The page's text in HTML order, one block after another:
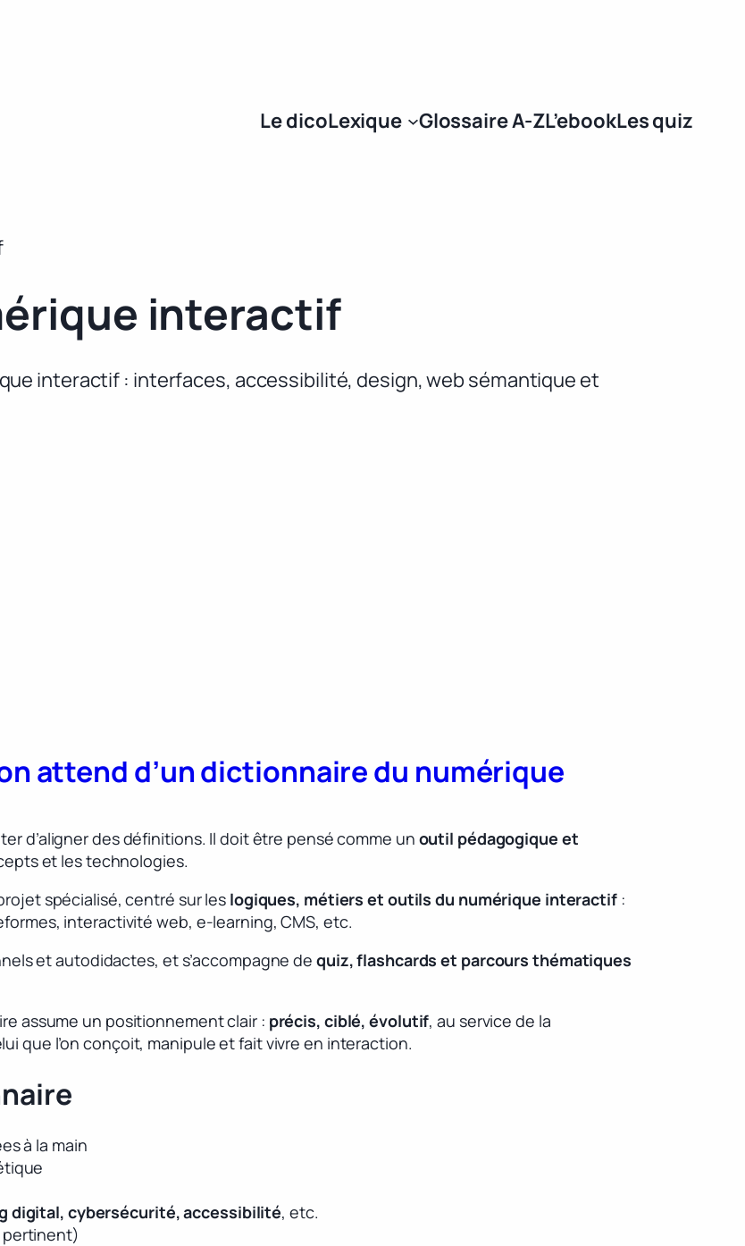
Le dicoLexique Glossaire A-ZL’ebookLes quiz
interactif
interactif : interfaces, accessibilité, design, web sémantique et
attend d’un dictionnaire du numérique
d’aligner des définitions. Il doit être pensé comme un outil pédagogique et
et les technologies.
spécialisé, centré sur les logiques, métiers et outils du numérique interactif:
interactivité web, e-learning, CMS, etc.
et autodidactes, et s’accompagne de quiz, flashcards et parcours thématiques
assume un positionnement clair : précis, ciblé, évolutif, au service de la
que l’on conçoit, manipule et fait vivre en interaction.
à la main
digital, cybersécurité, accessibilité, etc.
pertinent)